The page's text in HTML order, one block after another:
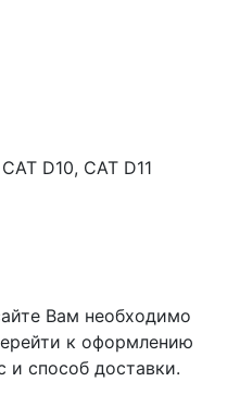
D10, CAT D11
Вам необходимо
к оформлению
и способ доставки.